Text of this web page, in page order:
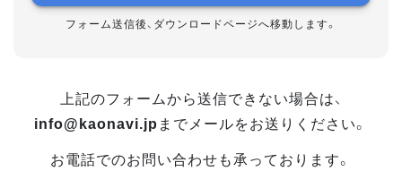
フォーム送信後、ダウンロードページへ移動します。
上記のフォームから送信できない場合は、
info@kaonavi.jp までメールをお送りください。
お電話でのお問い合わせも承っております。